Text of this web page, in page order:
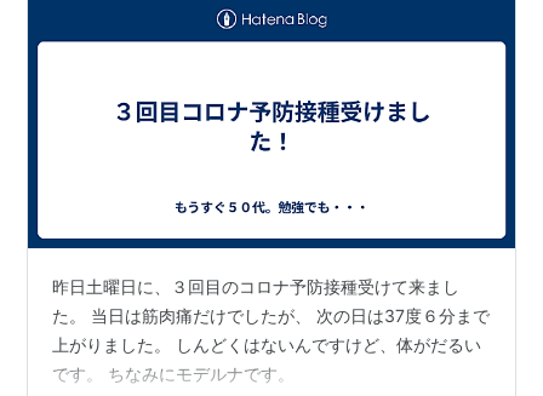
昨日土曜日に、３回目のコロナ予防接種受けて来まし
た。 当日は筋肉痛だけでしたが、 次の日は37度６分まで
上がりました。 しんどくはないんですけど、体がだるい
です。 ちなみにモデルナです。